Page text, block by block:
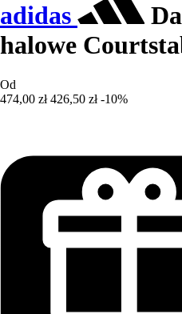
adidas
halowe
Od
474,00 zł 426,50 zł -10%